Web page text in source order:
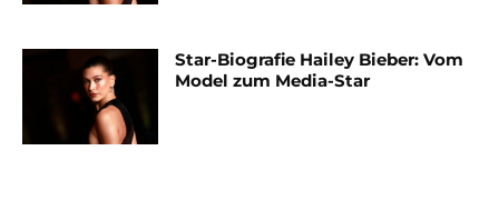
Star-Biografie Hailey Bieber: Vom
Model zum Media-Star